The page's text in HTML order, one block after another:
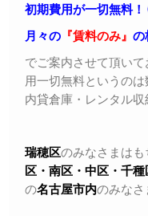
初期費用が一切無料！
月々の 『賃料のみ』 の
でご案内させて頂い
用一切無料というの
内貸倉庫・レンタル収
瑞穂区のみなさまはも
区・ 南区・中区・千
の名古屋市内のみなさ